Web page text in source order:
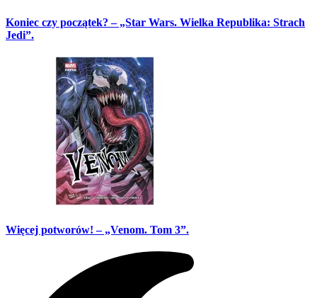
Koniec czy początek? – „Star Wars. Wielka Republika: Strach
Jedi”.
Więcej potworów! – „Venom. Tom 3”.